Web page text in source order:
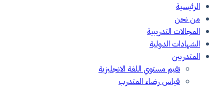
الرئيسية
من نحن
المجالات التدريبية
الشهادات الدولية
المتدربين
تقيم مستوي اللغة الانجليزية
قياس رضاء المتدرب